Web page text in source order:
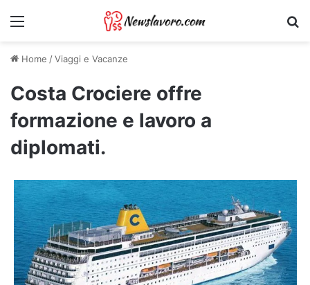
Menu
Home /Viaggi e Vacanze
Costa Crociere offre
formazione e lavoro a
diplomati.